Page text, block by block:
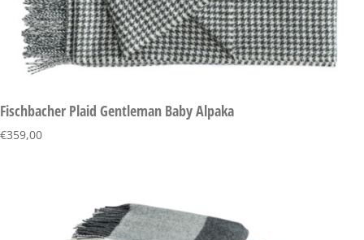
Fischbacher Plaid Gentleman Baby Alpaka
€359,00